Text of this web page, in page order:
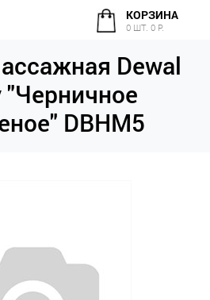
КОРЗИНА
0 ШТ. 0 Р.
Dewal
"Черничное
DBHM5